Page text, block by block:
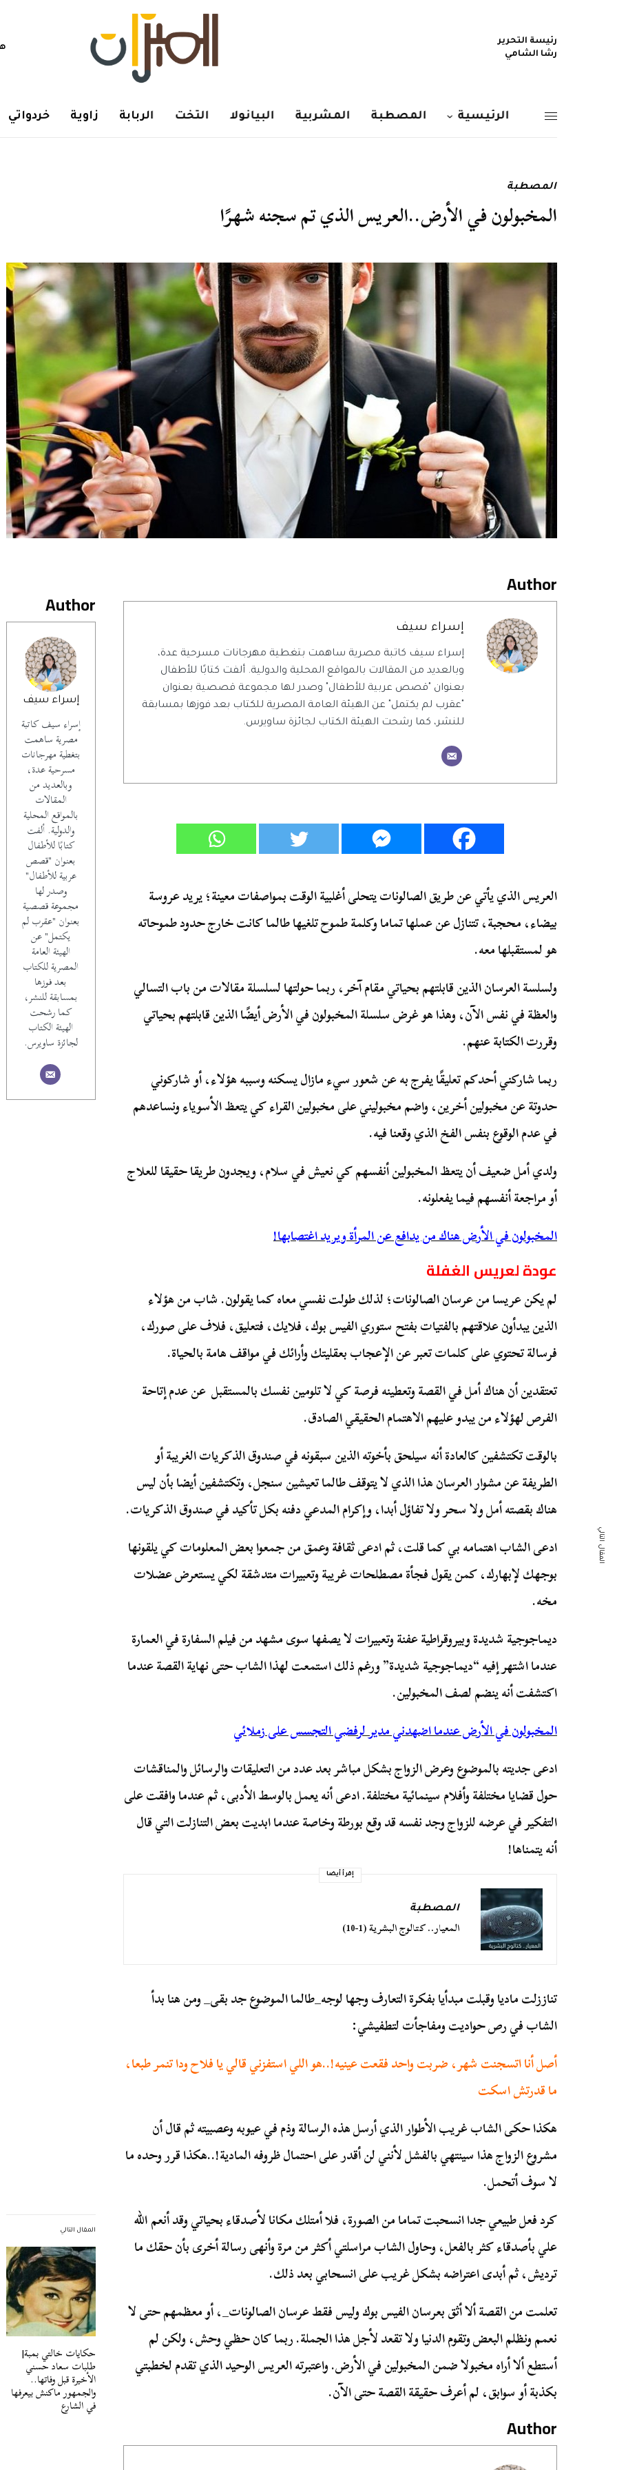
رئيسة التحرير
رشا الشامي
الرئيسية المصطبة المشربية البيانولا التخت الربابة زاوية خردواتي
المصطبة
المخبولون في الأرض..العريس الذي تم سجنه شهرًا
Author
إسراء سيف
إسراء سيف كاتبة
مصرية ساهمت
بتغطية مهرجانات
مسرحية عدة،
وبالعديد من
المقالات
بالمواقع المحلية
والدولية. ألفت
كتابًا للأطفال
بعنوان "قصص
عربية للأطفال"
وصدر لها
مجموعة قصصية
بعنوان "عقرب لم
يكتمل" عن
الهيئة العامة
المصرية للكتاب
بعد فوزها
بمسابقة للنشر،
كما رشحت
الهيئة الكتاب
لجائزة ساويرس.
المقال التالي
حكايات خالتي بمبة|
طلبات سعاد حسني
الأخيرة قبل وفاتها..
والجمهور ماكنش بيعرفها
في الشارع
Author
إسراء سيف
إسراء سيف كاتبة مصرية ساهمت بتغطية مهرجانات مسرحية عدة،
وبالعديد من المقالات بالمواقع المحلية والدولية. ألفت كتابًا للأطفال
بعنوان "قصص عربية للأطفال" وصدر لها مجموعة قصصية بعنوان
"عقرب لم يكتمل" عن الهيئة العامة المصرية للكتاب بعد فوزها بمسابقة
للنشر، كما رشحت الهيئة الكتاب لجائزة ساويرس.
العريس الذي يأتي عن طريق الصالونات يتحلى أغلبية الوقت بمواصفات معينة؛ يريد عروسة
بيضاء، محجبة، تتنازل عن عملها تماما وكلمة طموح تلغيها طالما كانت خارج حدود طموحاته
هو لمستقبلها معه.
ولسلسة العرسان الذين قابلتهم بحياتي مقام آخر، ربما حولتها لسلسلة مقالات من باب التسالي
والعظة في نفس الآن، وهذا هو غرض سلسلة المخبولون في الأرض أيضًا الذين قابلتهم بحياتي
وقررت الكتابة عنهم.
ربما شاركني أحدكم تعليقًا يفرج به عن شعور سيء مازال يسكنه وسببه هؤلاء، أو شاركوني
حدوتة عن مخبولين أخرين، واضم مخبوليني على مخبولين القراء كي يتعظ الأسوياء ونساعدهم
في عدم الوقوع بنفس الفخ الذي وقعنا فيه.
ولدي أمل ضعيف أن يتعظ المخبولين أنفسهم كي نعيش في سلام، ويجدون طريقا حقيقا للعلاج
أو مراجعة أنفسهم فيما يفعلونه.
المخبولون في الأرض هناك من يدافع عن المرأة ويريد اغتصابها!
عودة لعريس الغفلة
لم يكن عريسا من عرسان الصالونات؛ لذلك طولت نفسي معاه كما يقولون. شاب من هؤلاء
الذين يبدأون علاقتهم بالفتيات بفتح ستوري الفيس بوك، فلايك، فتعليق، فلاف على صورك،
فرسالة تحتوي على كلمات تعبر عن الإعجاب بعقليتك وأرائك في مواقف هامة بالحياة.
تعتقدين أن هناك أمل في القصة وتعطينه فرصة كي لا تلومين نفسك بالمستقبل عن عدم إتاحة
الفرص لهؤلاء من يبدو عليهم الاهتمام الحقيقي الصادق.
بالوقت تكتشفين كالعادة أنه سيلحق بأخوته الذين سبقونه في صندوق الذكريات الغريبة أو
الطريفة عن مشوار العرسان هذا الذي لا يتوقف طالما تعيشين سنجل، وتكتشفين أيضا بأن ليس
هناك بقصته أمل ولا سحر ولا تفاؤل أبدا، وإكرام المدعي دفنه بكل تأكيد في صندوق الذكريات.
ادعى الشاب اهتمامه بي كما قلت، ثم ادعى ثقافة وعمق من جمعوا بعض المعلومات كي يلقونها
بوجهك لإبهارك، كمن يقول فجأة مصطلحات غريبة وتعبيرات متدشقة لكي يستعرض عضلات
مخه.
ديماجوجية شديدة وبيروقراطية عفنة وتعبيرات لا يصفها سوى مشهد من فيلم السفارة في العمارة
عندما اشتهر إفيه “ديماجوجية شديدة” ورغم ذلك استمعت لهذا الشاب حتى نهاية القصة عندما
اكتشفت أنه ينضم لصف المخبولين.
المخبولون في الأرض عندما اضهدني مدير لرفضي التجسس على زملائي
ادعى جديته بالموضوع وعرض الزواج بشكل مباشر بعد عدد من التعليقات والرسائل والمناقشات
حول قضايا مختلفة وأفلام سينمائية مختلفة. ادعى أنه يعمل بالوسط الأدبى، ثم عندما وافقت على
التفكير في عرضه للزواج وجد نفسه قد وقع بورطة وخاصة عندما ابديت بعض التنازلت التي قال
أنه يتمناها!
إقرأ أيضا
المصطبة
المعيار.. كتالوج البشرية (1-10)
تناززلت ماديا وقبلت مبدأيا بفكرة التعارف وجها لوجه_طالما الموضوع جد بقى_ ومن هنا بدأ
الشاب في رص حواديت ومفاجأت لتطفيشي:
أصل أنا اتسجنت شهر، ضربت واحد فقعت عينيه!..هو اللي استفزني قالي يا فلاح ودا تنمر طبعا،
ما قدرتش اسكت
هكذا حكى الشاب غريب الأطوار الذي أرسل هذه الرسالة وذم في عيوبه وعصبيته ثم قال أن
مشروع الزواج هذا سينتهي بالفشل لأنني لن أقدر على احتمال ظروفه المادية!..هكذا قرر وحده ما
لا سوف أتحمل.
كرد فعل طبيعي جدا انسحبت تماما من الصورة، فلا أمتلك مكانا لأصدقاء بحياتي وقد أنعم الله
علي بأصدقاء كثر بالفعل، وحاول الشاب مراسلتي أكثر من مرة وأنهى رسالة أخرى بأن حقك ما
ترديش، ثم أبدى اعتراضه بشكل غريب على انسحابي بعد ذلك.
تعلمت من القصة ألا أثق بعرسان الفيس بوك وليس فقط عرسان الصالونات_، أو معظمهم حتى لا
نعمم ونظلم البعض وتقوم الدنيا ولا تقعد لأجل هذا الجملة. ربما كان حظي وحش، ولكن لم
أستطع ألا أراه مخبولا ضمن المخبولين في الأرض. واعتبرته العريس الوحيد الذي تقدم لخطبتي
بكذبة أو سوابق، لم أعرف حقيقة القصة حتى الآن.
Author
المقال التالي